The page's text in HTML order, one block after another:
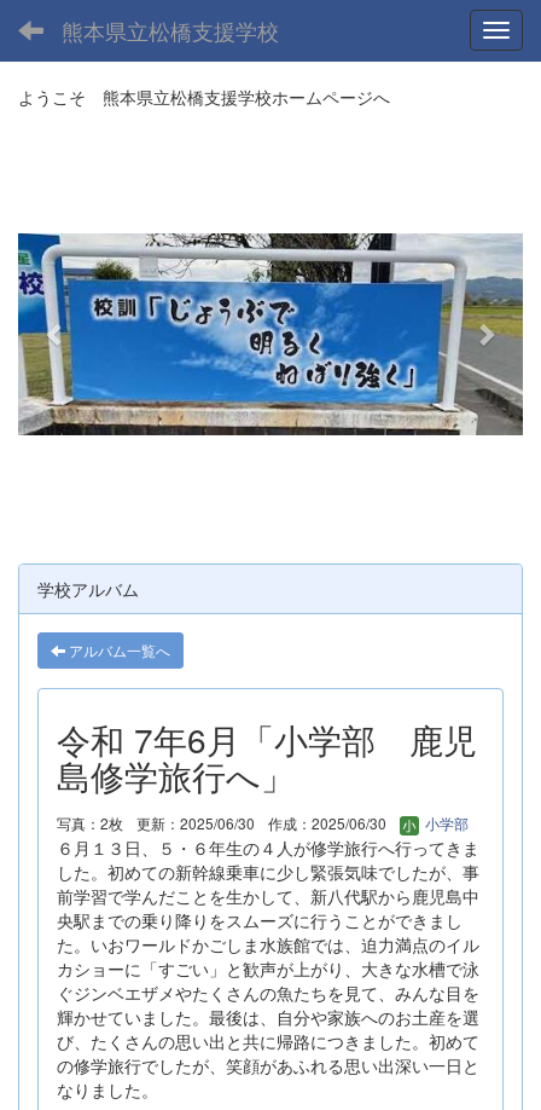
熊本県立松橋支援学校
ようこそ 熊本県立松橋支援学校ホームページへ
v
i
o
u
s
t
学校アルバム
アルバム一覧へ
令和 7年6月「小学部 鹿児
島修学旅行へ」
写真：2枚 更新：2025/06/30 作成：2025/06/30 小学部
６月１３日、５・６年生の４人が修学旅行へ行ってきま
した。初めての新幹線乗車に少し緊張気味でしたが、事
前学習で学んだことを生かして、新八代駅から鹿児島中
央駅までの乗り降りをスムーズに行うことができまし
た。いおワールドかごしま水族館では、迫力満点のイル
カショーに「すごい」と歓声が上がり、大きな水槽で泳
ぐジンベエザメやたくさんの魚たちを見て、みんな目を
輝かせていました。最後は、自分や家族へのお土産を選
び、たくさんの思い出と共に帰路につきました。初めて
の修学旅行でしたが、笑顔があふれる思い出深い一日と
なりました。